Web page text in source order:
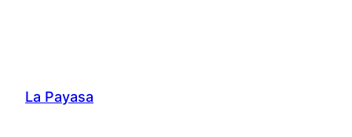
La Payasa